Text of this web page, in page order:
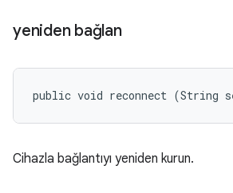
yeniden bağlan
public void reconnect (String
Cihazla bağlantıyı yeniden kurun.